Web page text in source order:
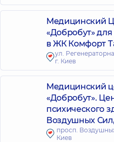
Медицинский
«Добробут»
в ЖК Комфорт
ул.
г. Киев
Медицинский
«Добробут».
психического
Воздушных
просп.
Киев